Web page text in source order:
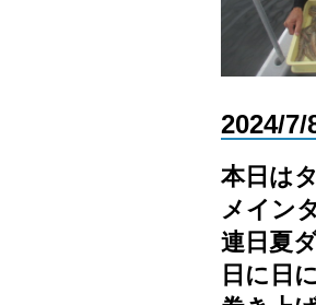
2024/7/
本日は
メイン
連日夏
日に日